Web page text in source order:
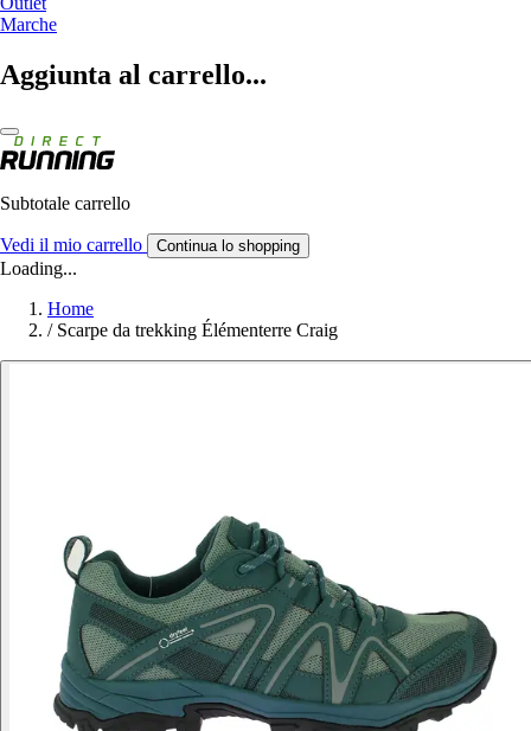
Marche
Aggiunta al carrello...
Subtotale carrello
Vedi il mio carrello Continua lo shopping
Loading...
Home
/ Scarpe da trekking Élémenterre Craig